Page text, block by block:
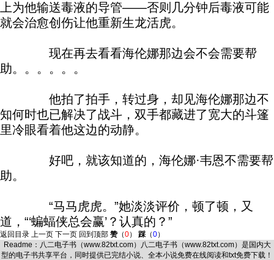
上为他输送毒液的导管——否则几分钟后毒液可能
就会治愈创伤让他重新生龙活虎。
现在再去看看海伦娜那边会不会需要帮
助。。。。。。
他拍了拍手，转过身，却见海伦娜那边不
知何时也已解决了战斗，双手都藏进了宽大的斗篷
里冷眼看着他这边的动静。
好吧，就该知道的，海伦娜·韦恩不需要帮
助。
“马马虎虎。”她淡淡评价，顿了顿，又
道，“‘蝙蝠侠总会赢’？认真的？”
返回目录 上一页 下一页 回到顶部 赞（0） 踩（0）
Readme： 八二电子书（www.82txt.com）八二电子书（www.82txt.com）是国内大
型的电子书共享平台，同时提供已完结小说、全本小说免费在线阅读和txt免费下载！